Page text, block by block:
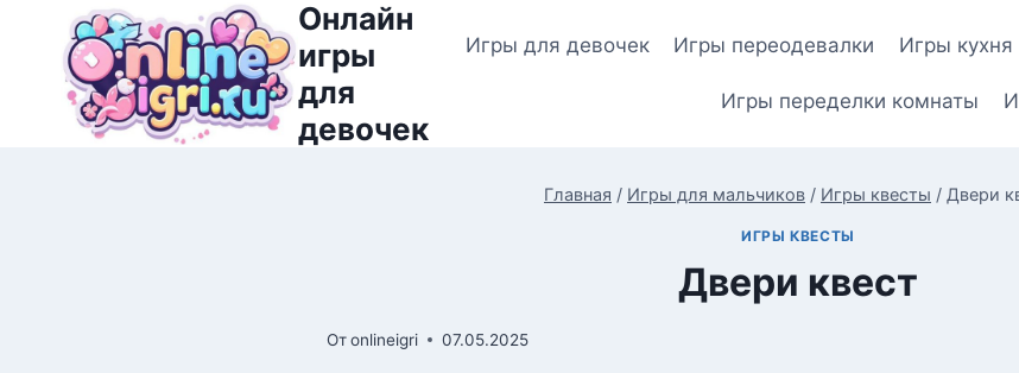
Перейти
содержимому
Онлайн
игры
для
девочек
Игры для девочек Игры переодевалки Игры кухня
Игры переделки комнаты
Главная / Игры для мальчиков / Игры квесты / Двери
ИГРЫ КВЕСТЫ
Двери квест
Отonlineigri 07.05.2025